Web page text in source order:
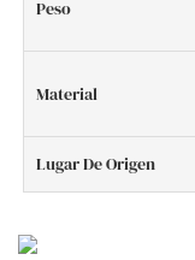
Peso
Material
Lugar De Origen